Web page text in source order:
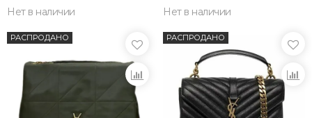
Нет в наличии
Нет в наличии
РАСПРОДАНО РАСПРОДАНО